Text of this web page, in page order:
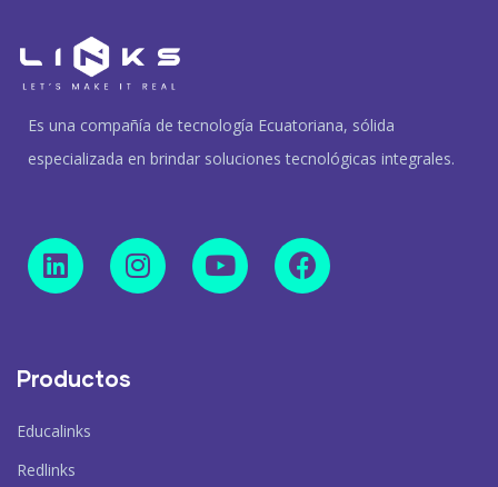
Es una compañía de tecnología Ecuatoriana, sólida
especializada en brindar soluciones tecnológicas integrales.
Productos
Educalinks
Redlinks